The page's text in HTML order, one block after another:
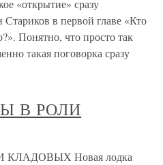
«открытие» сразу
Стариков в первой главе «Кто
Понятно, что просто так
такая поговорка сразу
В РОЛИ
КЛАДОВЫХ Новая лодка